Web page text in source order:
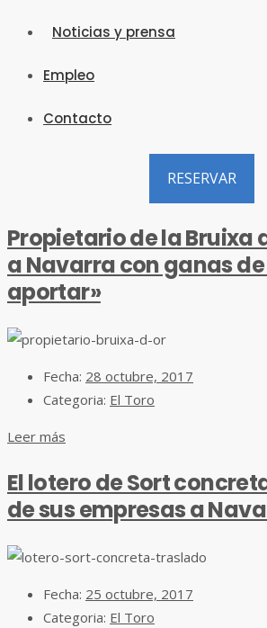
Noticias y prensa
Empleo
Contacto
RESERVAR
Propietario de la Bruixa
a Navarra con ganas
aportar»
Fecha: 28 octubre, 2017
Categoria: El Toro
Leer más
El lotero de Sort
de sus empresas a
Fecha: 25 octubre, 2017
Categoria: El Toro